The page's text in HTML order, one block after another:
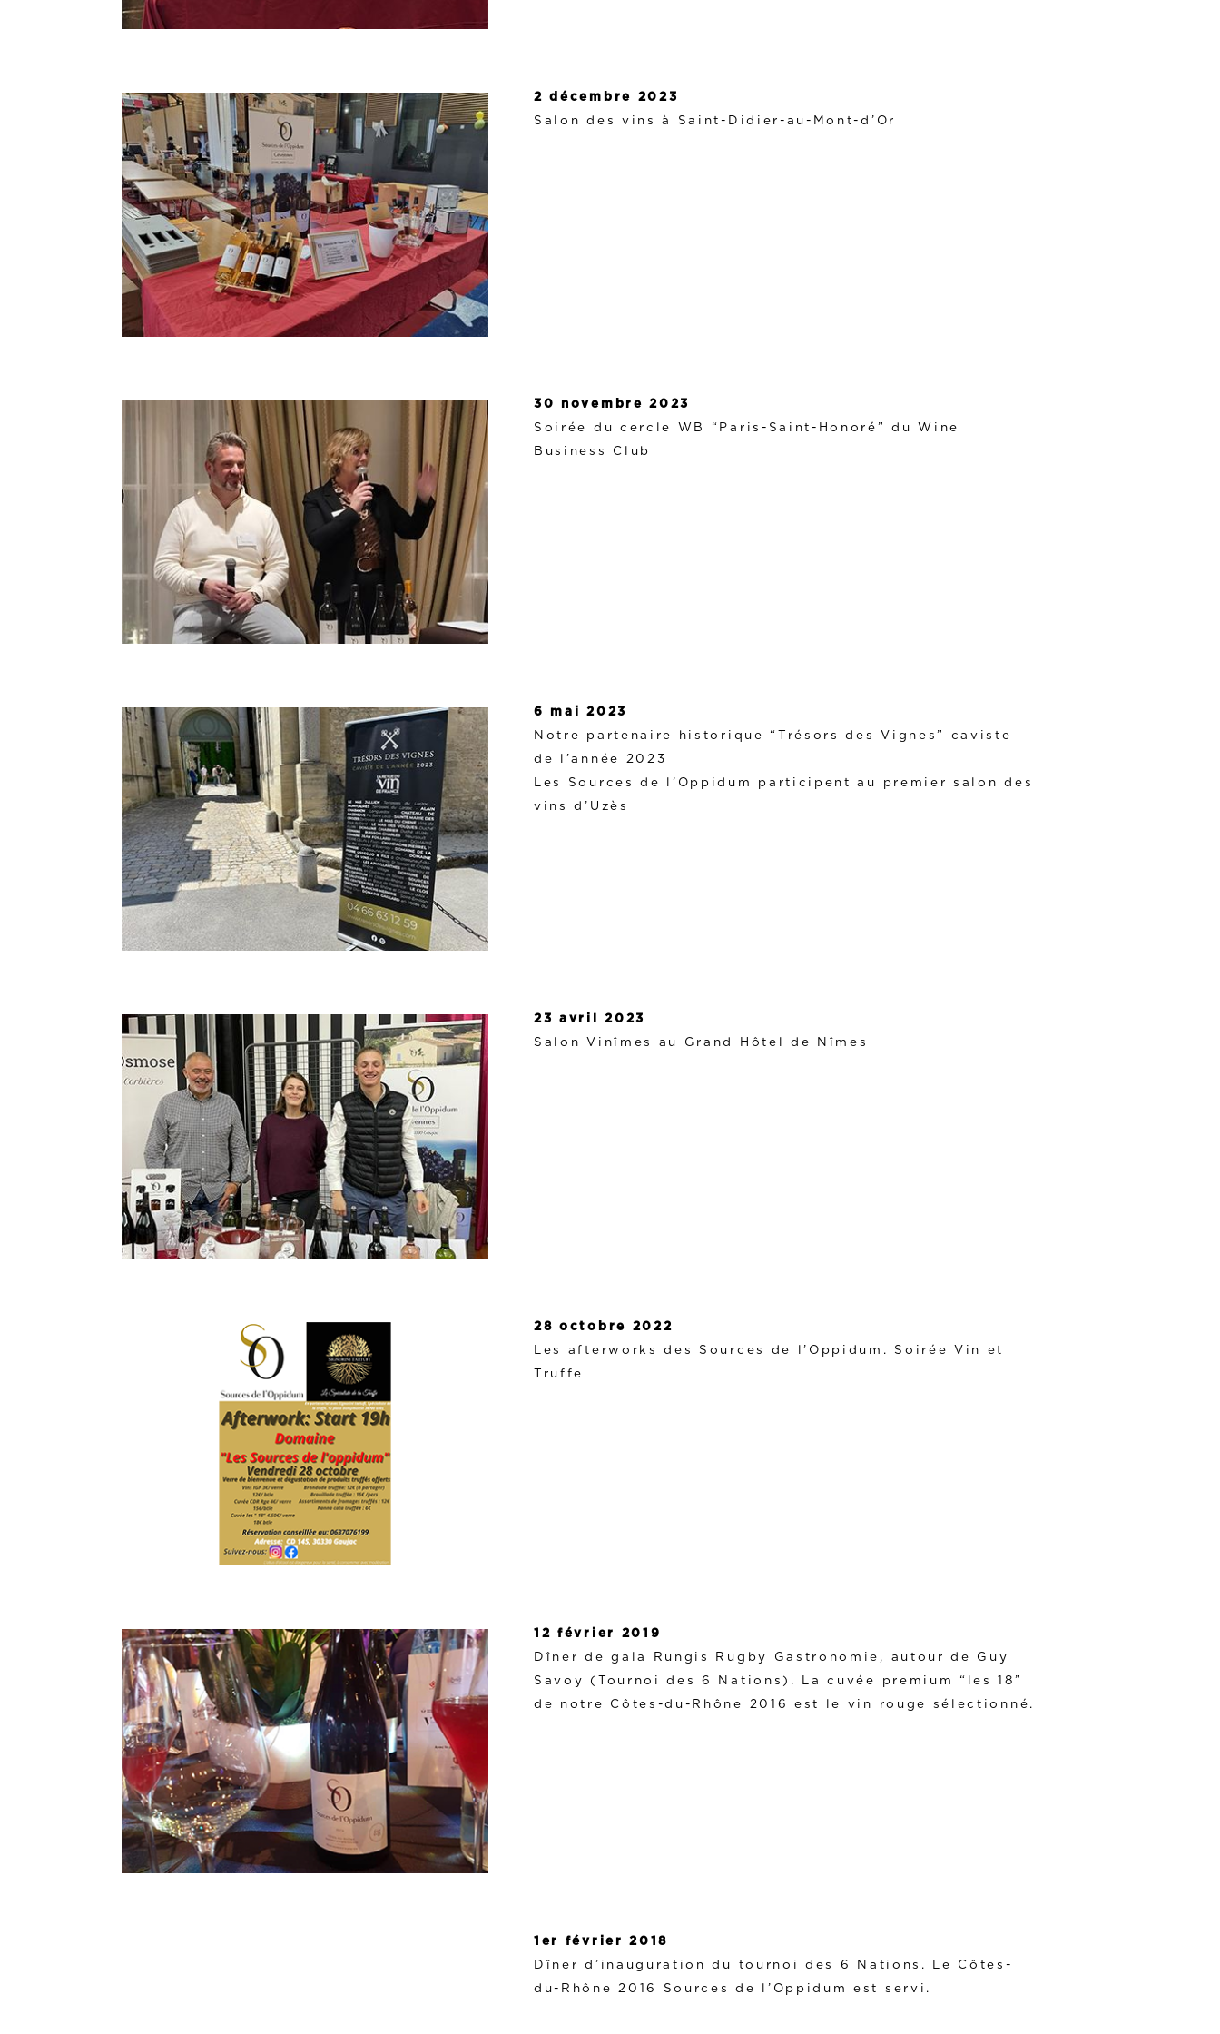
2 décembre 2023
Salon des vins à Saint-Didier-au-Mont-d’Or
30 novembre 2023
Soirée du cercle WB “Paris-Saint-Honoré” du Wine
Business Club
6 mai 2023
Notre partenaire historique “Trésors des Vignes” caviste
de l’année 2023
Les Sources de l’Oppidum participent au premier salon des
vins d’Uzès
23 avril 2023
Salon Vinîmes au Grand Hôtel de Nîmes
28 octobre 2022
Les afterworks des Sources de l’Oppidum. Soirée Vin et
Truffe
12 février 2019
Dîner de gala Rungis Rugby Gastronomie, autour de Guy
Savoy (Tournoi des 6 Nations). La cuvée premium “les 18”
de notre Côtes-du-Rhône 2016 est le vin rouge sélectionné.
1er février 2018
Dîner d’inauguration du tournoi des 6 Nations. Le Côtes-
du-Rhône 2016 Sources de l’Oppidum est servi.